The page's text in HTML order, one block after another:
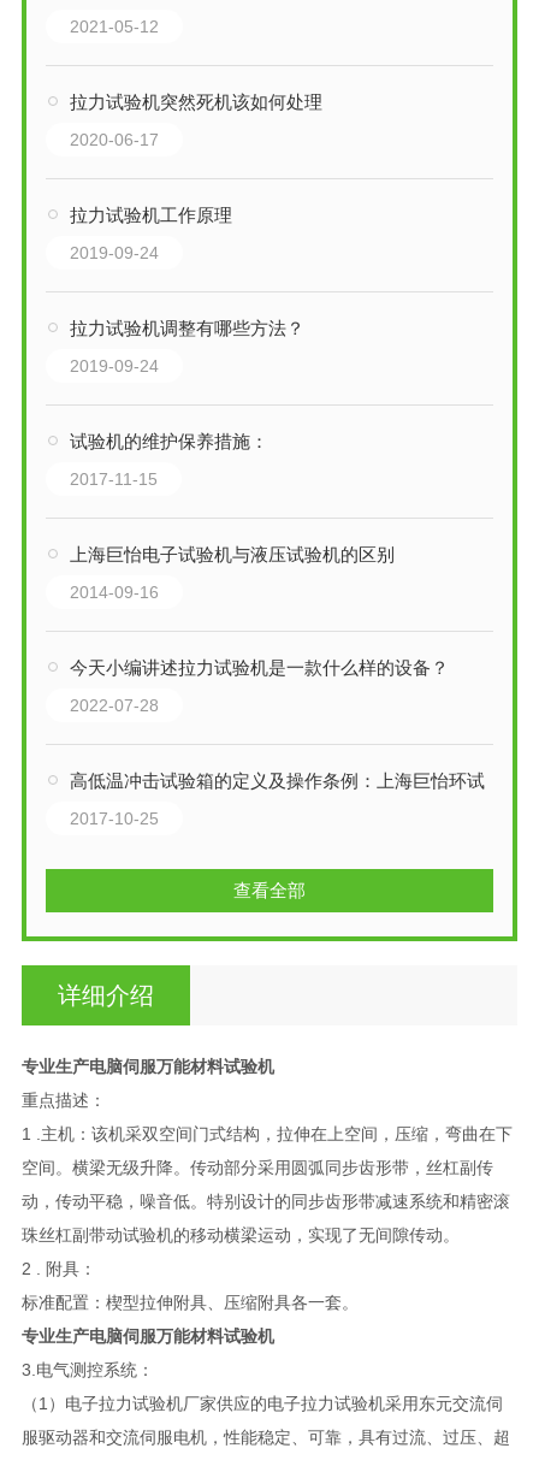
2021-05-12
拉力试验机突然死机该如何处理
2020-06-17
拉力试验机工作原理
2019-09-24
拉力试验机调整有哪些方法？
2019-09-24
试验机的维护保养措施：
2017-11-15
上海巨怡电子试验机与液压试验机的区别
2014-09-16
今天小编讲述拉力试验机是一款什么样的设备？
2022-07-28
高低温冲击试验箱的定义及操作条例：上海巨怡环试
2017-10-25
查看全部
详细介绍
专业生产电脑伺服万能材料试验机
重点描述：
1 .主机：该机采双空间门式结构，拉伸在上空间，压缩，弯曲在下
空间。横梁无级升降。传动部分采用圆弧同步齿形带，丝杠副传
动，传动平稳，噪音低。特别设计的同步齿形带减速系统和精密滚
珠丝杠副带动试验机的移动横梁运动，实现了无间隙传动。
2 . 附具：
标准配置：楔型拉伸附具、压缩附具各一套。
专业生产电脑伺服万能材料试验机
3.电气测控系统：
（1）电子拉力试验机厂家供应的电子拉力试验机采用东元交流伺
服驱动器和交流伺服电机，性能稳定、可靠，具有过流、过压、超